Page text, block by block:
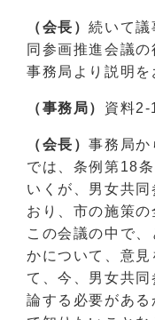
（会長）続いて議
同参画推進会議の
事務局より説明を
（事務局） 資料2-
（会長）事務局か
では、条例第18
いくが、男女共
おり、市の施策の
この会議の中で
かについて、意
て、今、男女共
論する必要があ